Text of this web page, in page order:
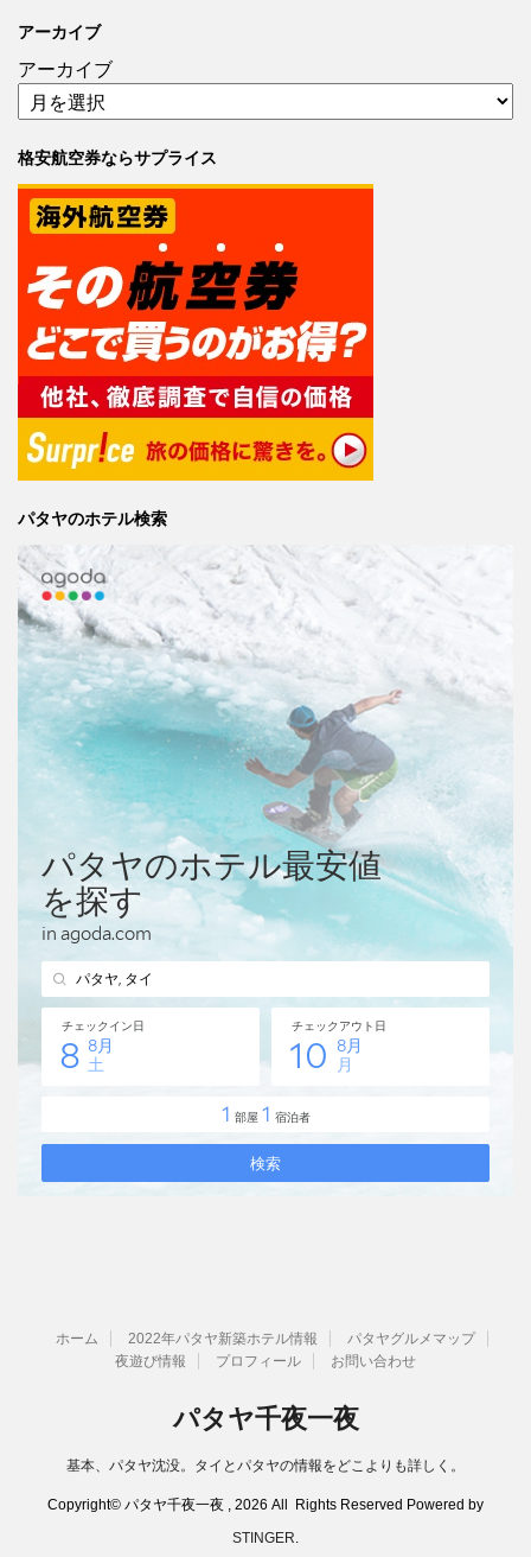
アーカイブ
アーカイブ
格安航空券ならサプライス
パタヤのホテル検索
ホーム 2022年パタヤ新築ホテル情報
パタヤグルメマップ
夜遊び情報
プロフィール お問い合わせ
パタヤ千夜一夜
基本、パタヤ沈没。タイとパタヤの情報をどこよりも詳しく。
Copyright© パタヤ千夜一夜 , 2026 All Rights Reserved Powered by
STINGER.